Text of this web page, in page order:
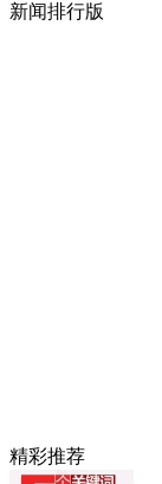
新闻排行版
精彩推荐